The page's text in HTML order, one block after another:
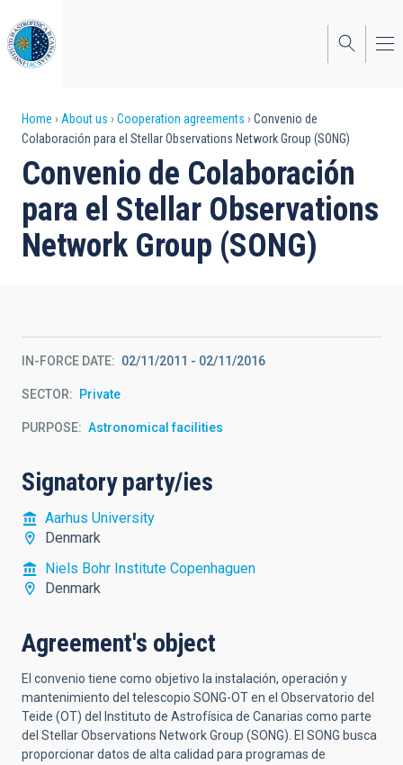
to
main
content
Breadcrumb
Home About us Cooperation agreements
Convenio de
Colaboración para el Stellar Observations Network Group (SONG)
Convenio de Colaboración
para el Stellar Observations
Network Group (SONG)
IN-FORCE DATE 02/11/2011 - 02/11/2016
SECTOR Private
PURPOSE Astronomical facilities
Signatory party/ies
Aarhus University
Denmark
Niels Bohr Institute Copenhaguen
Denmark
Agreement's object
El convenio tiene como objetivo la instalación, operación y
mantenimiento del telescopio SONG-OT en el Observatorio del
Teide (OT) del Instituto de Astrofísica de Canarias como parte
del Stellar Observations Network Group (SONG). El SONG busca
proporcionar datos de alta calidad para programas de